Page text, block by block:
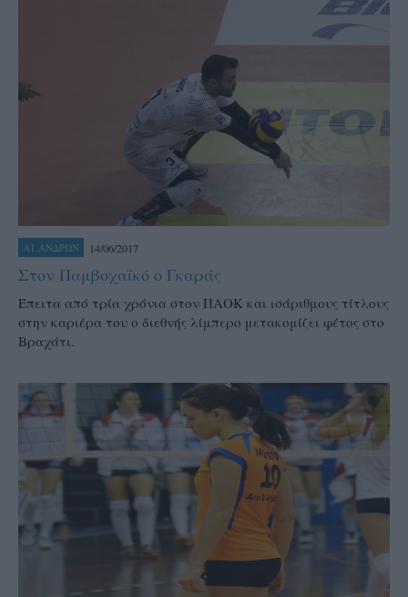
Α1 ΑΝΔΡΩΝ 14/06/2017
Στον Παμβοχαϊκό ο Γκαράς
Έπειτα από τρία χρόνια στον ΠΑΟΚ και ισάριθμους τίτλους
στην καριέρα του ο διεθνής λίμπερο μετακομίζει φέτος στο
Βραχάτι.